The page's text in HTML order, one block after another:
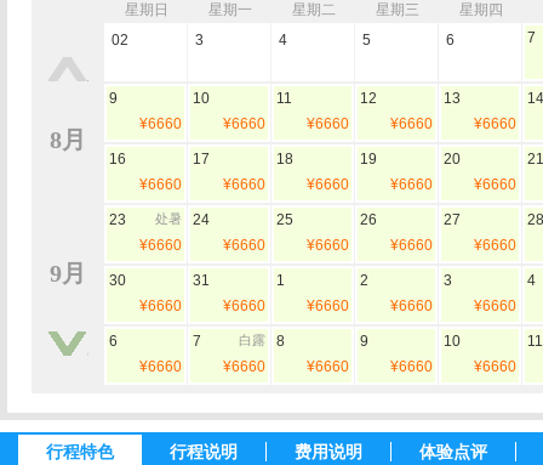
8月
9月
星期日 星期一 星期二 星期三 星期四
02
3 4 5 6 7
9
¥6660
10
¥6660
11
¥6660
12
¥6660
13
¥6660
14
16
¥6660
17
¥6660
18
¥6660
19
¥6660
20
¥6660
21
23 处暑
¥6660
24
¥6660
25
¥6660
26
¥6660
27
¥6660
28
30
¥6660
31
¥6660
1
¥6660
2
¥6660
3
¥6660
4
6
¥6660
7 白露
¥6660
8
¥6660
9
¥6660
10
¥6660
11
行程特色 行程说明 费用说明 体验点评